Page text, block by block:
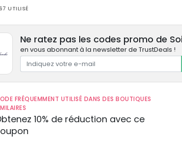
UTILISÉ
Ne ratez pas les codes promo de
en vous abonnant à la newsletter de TrustDeals !
FRÉQUEMMENT UTILISÉ DANS DES BOUTIQUES
10% de réduction avec ce